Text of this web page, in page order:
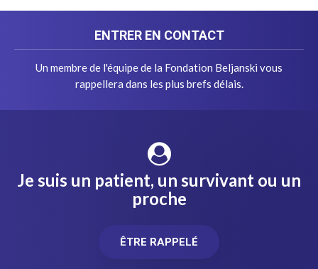
ENTRER EN CONTACT
Un membre de l'équipe de la Fondation Beljanski vous
rappellera dans les plus brefs délais.
Je suis un patient, un survivant ou un
proche
ÊTRE RAPPELÉ